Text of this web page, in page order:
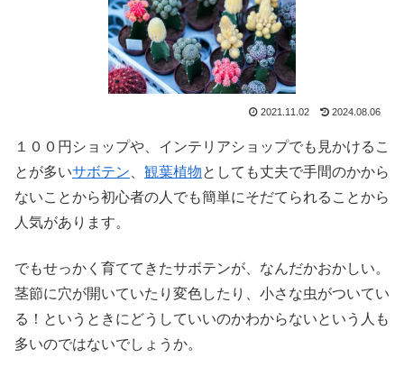
2021.11.02 2024.08.06
１００円ショップや、インテリアショップでも見かけるこ
とが多いサボテン、 観葉植物としても丈夫で手間のかから
ないことから初心者の人でも簡単にそだてられることから
人気があります。
でもせっかく育ててきたサボテンが、なんだかおかしい。
茎節に穴が開いていたり変色したり、小さな虫がついてい
る！というときにどうしていいのかわからないという人も
多いのではないでしょうか。